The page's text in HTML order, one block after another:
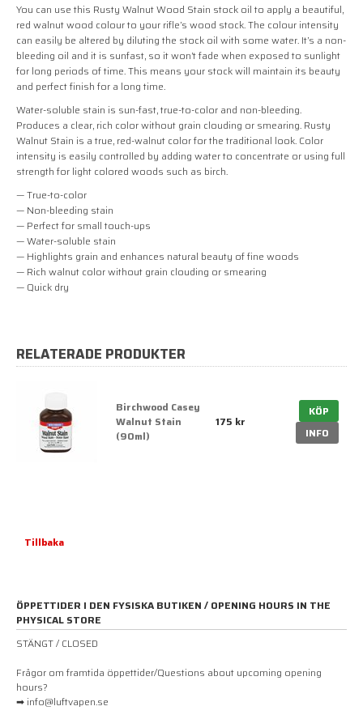
You can use this Rusty Walnut Wood Stain stock oil to apply a beautiful,
red walnut wood colour to your rifle’s wood stock. The colour intensity
can easily be altered by diluting the stock oil with some water. It’s a non-
bleeding oil and it is sunfast, so it won’t fade when exposed to sunlight
for long periods of time. This means your stock will maintain its beauty
and perfect finish for a long time.
Water-soluble stain is sun-fast, true-to-color and non-bleeding.
Produces a clear, rich color without grain clouding or smearing. Rusty
Walnut Stain is a true, red-walnut color for the traditional look. Color
intensity is easily controlled by adding water to concentrate or using full
strength for light colored woods such as birch.
— True-to-color
— Non-bleeding stain
— Perfect for small touch-ups
— Water-soluble stain
— Highlights grain and enhances natural beauty of fine woods
— Rich walnut color without grain clouding or smearing
— Quick dry
RELATERADE PRODUKTER
Birchwood Casey
Walnut Stain
(90ml)
175 kr
KÖP
INFO
Tillbaka
ÖPPETTIDER I DEN FYSISKA BUTIKEN / OPENING HOURS IN THE
PHYSICAL STORE
STÄNGT / CLOSED
Frågor om framtida öppettider/Questions about upcoming opening
hours?
➡ info@luftvapen.se